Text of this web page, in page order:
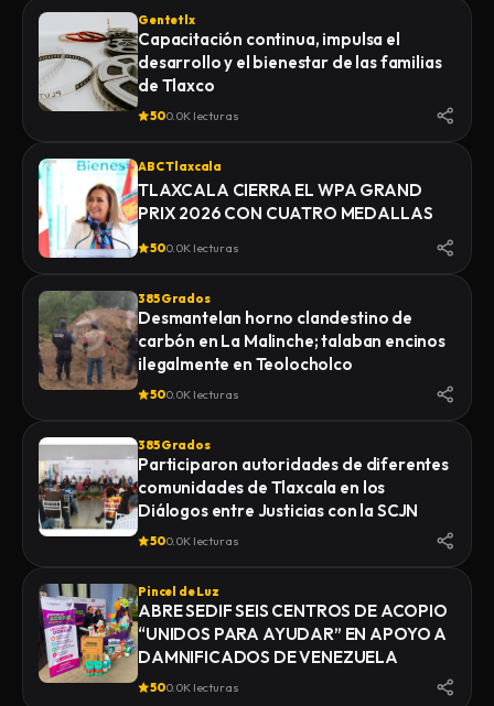
Gentetlx
Capacitación continua, impulsa el
desarrollo y el bienestar de las familias
de Tlaxco
500.0K lecturas
ABC Tlaxcala
TLAXCALA CIERRA EL WPA GRAND
PRIX 2026 CON CUATRO MEDALLAS
500.0K lecturas
385 Grados
Desmantelan horno clandestino de
carbón en La Malinche; talaban encinos
ilegalmente en Teolocholco
500.0K lecturas
385 Grados
Participaron autoridades de diferentes
comunidades de Tlaxcala en los
Diálogos entre Justicias con la SCJN
500.0K lecturas
Pincel de Luz
ABRE SEDIF SEIS CENTROS DE ACOPIO
“UNIDOS PARA AYUDAR” EN APOYO A
DAMNIFICADOS DE VENEZUELA
500.0K lecturas